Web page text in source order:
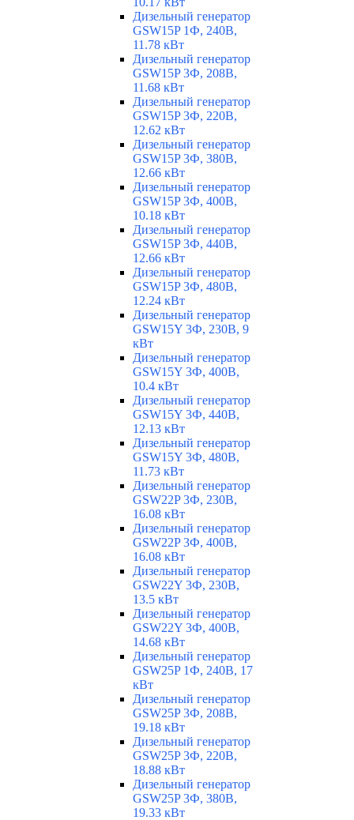
Дизельный генератор
GSW15P 1Ф, 240В,
11.78 кВт
Дизельный генератор
GSW15P 3Ф, 208В,
11.68 кВт
Дизельный генератор
GSW15P 3Ф, 220В,
12.62 кВт
Дизельный генератор
GSW15P 3Ф, 380В,
12.66 кВт
Дизельный генератор
GSW15P 3Ф, 400В,
10.18 кВт
Дизельный генератор
GSW15P 3Ф, 440В,
12.66 кВт
Дизельный генератор
GSW15P 3Ф, 480В,
12.24 кВт
Дизельный генератор
GSW15Y 3Ф, 230В, 9
кВт
Дизельный генератор
GSW15Y 3Ф, 400В,
10.4 кВт
Дизельный генератор
GSW15Y 3Ф, 440В,
12.13 кВт
Дизельный генератор
GSW15Y 3Ф, 480В,
11.73 кВт
Дизельный генератор
GSW22P 3Ф, 230В,
16.08 кВт
Дизельный генератор
GSW22P 3Ф, 400В,
16.08 кВт
Дизельный генератор
GSW22Y 3Ф, 230В,
13.5 кВт
Дизельный генератор
GSW22Y 3Ф, 400В,
14.68 кВт
Дизельный генератор
GSW25P 1Ф, 240В, 17
кВт
Дизельный генератор
GSW25P 3Ф, 208В,
19.18 кВт
Дизельный генератор
GSW25P 3Ф, 220В,
18.88 кВт
Дизельный генератор
GSW25P 3Ф, 380В,
19.33 кВт